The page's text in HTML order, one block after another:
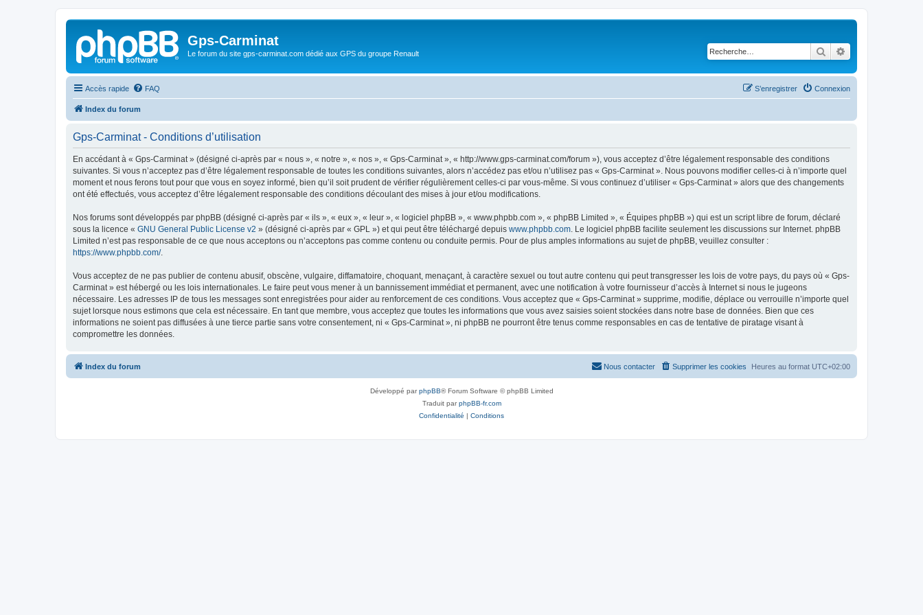
Gps-Carminat
Le forum du site gps-carminat.com dédié aux GPS du groupe Renault Rechercher
Accès rapide FAQ Connexion
S’enregistrer
Index du forum
Gps-Carminat - Conditions d’utilisation
En accédant à « Gps-Carminat » (désigné ci-après par « nous », « notre », « nos », « Gps-Carminat », « http://www.gps-carminat.com/forum »), vous acceptez d’être légalement responsable des conditions
suivantes. Si vous n’acceptez pas d’être légalement responsable de toutes les conditions suivantes, alors n’accédez pas et/ou n’utilisez pas « Gps-Carminat ». Nous pouvons modifier celles-ci à n’importe quel
moment et nous ferons tout pour que vous en soyez informé, bien qu’il soit prudent de vérifier régulièrement celles-ci par vous-même. Si vous continuez d’utiliser « Gps-Carminat » alors que des changements
ont été effectués, vous acceptez d’être légalement responsable des conditions découlant des mises à jour et/ou modifications.
Nos forums sont développés par phpBB (désigné ci-après par « ils », « eux », « leur », « logiciel phpBB », « www.phpbb.com », « phpBB Limited », « Équipes phpBB ») qui est un script libre de forum, déclaré
sous la licence « GNU General Public License v2 » (désigné ci-après par « GPL ») et qui peut être téléchargé depuis www.phpbb.com . Le logiciel phpBB facilite seulement les discussions sur Internet. phpBB
Limited n’est pas responsable de ce que nous acceptons ou n’acceptons pas comme contenu ou conduite permis. Pour de plus amples informations au sujet de phpBB, veuillez consulter :
https://www.phpbb.com/.
Vous acceptez de ne pas publier de contenu abusif, obscène, vulgaire, diffamatoire, choquant, menaçant, à caractère sexuel ou tout autre contenu qui peut transgresser les lois de votre pays, du pays où « Gps-
Carminat » est hébergé ou les lois internationales. Le faire peut vous mener à un bannissement immédiat et permanent, avec une notification à votre fournisseur d’accès à Internet si nous le jugeons
nécessaire. Les adresses IP de tous les messages sont enregistrées pour aider au renforcement de ces conditions. Vous acceptez que « Gps-Carminat » supprime, modifie, déplace ou verrouille n’importe quel
sujet lorsque nous estimons que cela est nécessaire. En tant que membre, vous acceptez que toutes les informations que vous avez saisies soient stockées dans notre base de données. Bien que ces
informations ne soient pas diffusées à une tierce partie sans votre consentement, ni « Gps-Carminat », ni phpBB ne pourront être tenus comme responsables en cas de tentative de piratage visant à
compromettre les données.
Index du forum Heures au format UTC+02:00
Supprimer les cookies
Nous contacter
Développé parphpBB® Forum Software © phpBB Limited
Traduit parphpBB-fr.com
Confidentialité | Conditions